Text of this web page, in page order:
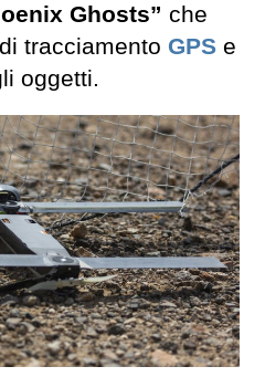
Ghosts” che
tracciamento GPS e
oggetti.